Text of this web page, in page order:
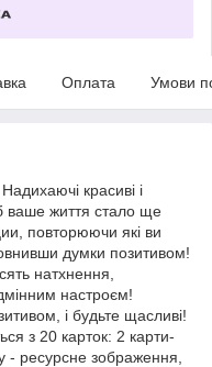
Оплата Умови
красиві і
ваше життя стало ще
повторюючи які ви
думки позитивом!
натхнення,
настроєм!
і будьте щасливі!
з 20 карток: 2 карти-
- ресурсне зображення,